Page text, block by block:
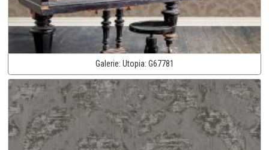
Galerie: Utopia: G67781